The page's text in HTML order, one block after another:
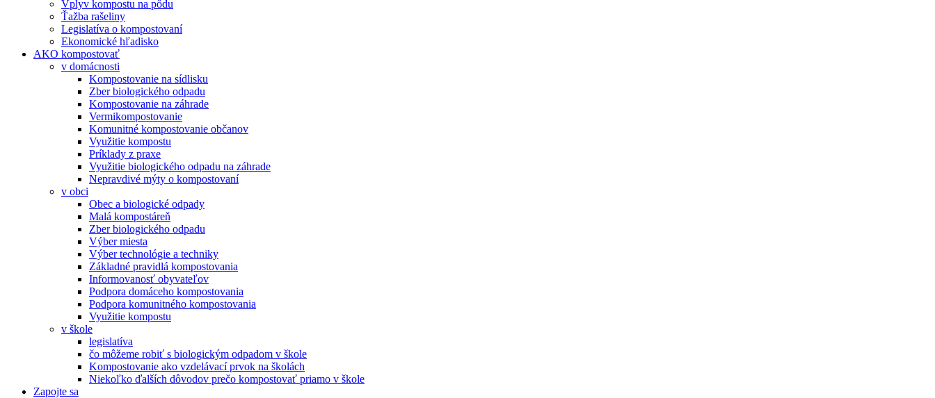
Vplyv kompostu na pôdu
Ťažba rašeliny
Legislatíva o kompostovaní
Ekonomické hľadisko
AKO kompostovať
v domácnosti
Kompostovanie na sídlisku
Zber biologického odpadu
Kompostovanie na záhrade
Vermikompostovanie
Komunitné kompostovanie občanov
Využitie kompostu
Príklady z praxe
Využitie biologického odpadu na záhrade
Nepravdivé mýty o kompostovaní
v obci
Obec a biologické odpady
Malá kompostáreň
Zber biologického odpadu
Výber miesta
Výber technológie a techniky
Základné pravidlá kompostovania
Informovanosť obyvateľov
Podpora domáceho kompostovania
Podpora komunitného kompostovania
Využitie kompostu
v škole
legislatíva
čo môžeme robiť s biologickým odpadom v škole
Kompostovanie ako vzdelávací prvok na školách
Niekoľko ďalších dôvodov prečo kompostovať priamo v škole
Zapojte sa